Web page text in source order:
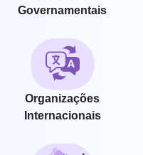
Governamentais
Organizações
Internacionais